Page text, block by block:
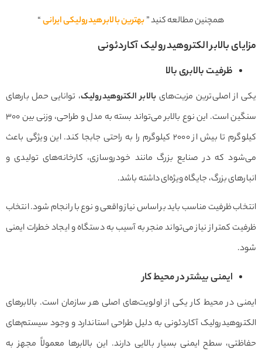
همچنین مطالعه کنید ”بهترین بالابر هیدرولیکی ایرانی“
مزایای بالابر الکتروهیدرولیک آکاردئونی
ظرفیت بالابری بالا
یکی از اصلی‌ترین مزیت‌هایبالابر الکتروهیدرولیک، توانایی حمل بارهای
سنگین است. این نوع بالابر می‌تواند بسته به مدل و طراحی، وزنی بین ۳۰۰
کیلوگرم تا بیش از ۲۰۰۰ کیلوگرم را به راحتی جابجا کند. این ویژگی باعث
می‌شود که در صنایع بزرگ مانند خودروسازی، کارخانه‌های تولیدی و
انبارهای بزرگ، جایگاه ویژه‌ای داشته باشد.
انتخاب ظرفیت مناسب باید بر اساس نیاز واقعی و نوع بار انجام شود. انتخاب
ظرفیت کمتر از نیاز می‌تواند منجر به آسیب به دستگاه و ایجاد خطرات ایمنی
شود.
ایمنی بیشتر در محیط کار
ایمنی در محیط کار یکی از اولویت‌های اصلی هر سازمان است. بالابرهای
الکتروهیدرولیک آکاردئونی به دلیل طراحی استاندارد و وجود سیستم‌های
حفاظتی، سطح ایمنی بسیار بالایی دارند. این بالابرها معمولاً مجهز به